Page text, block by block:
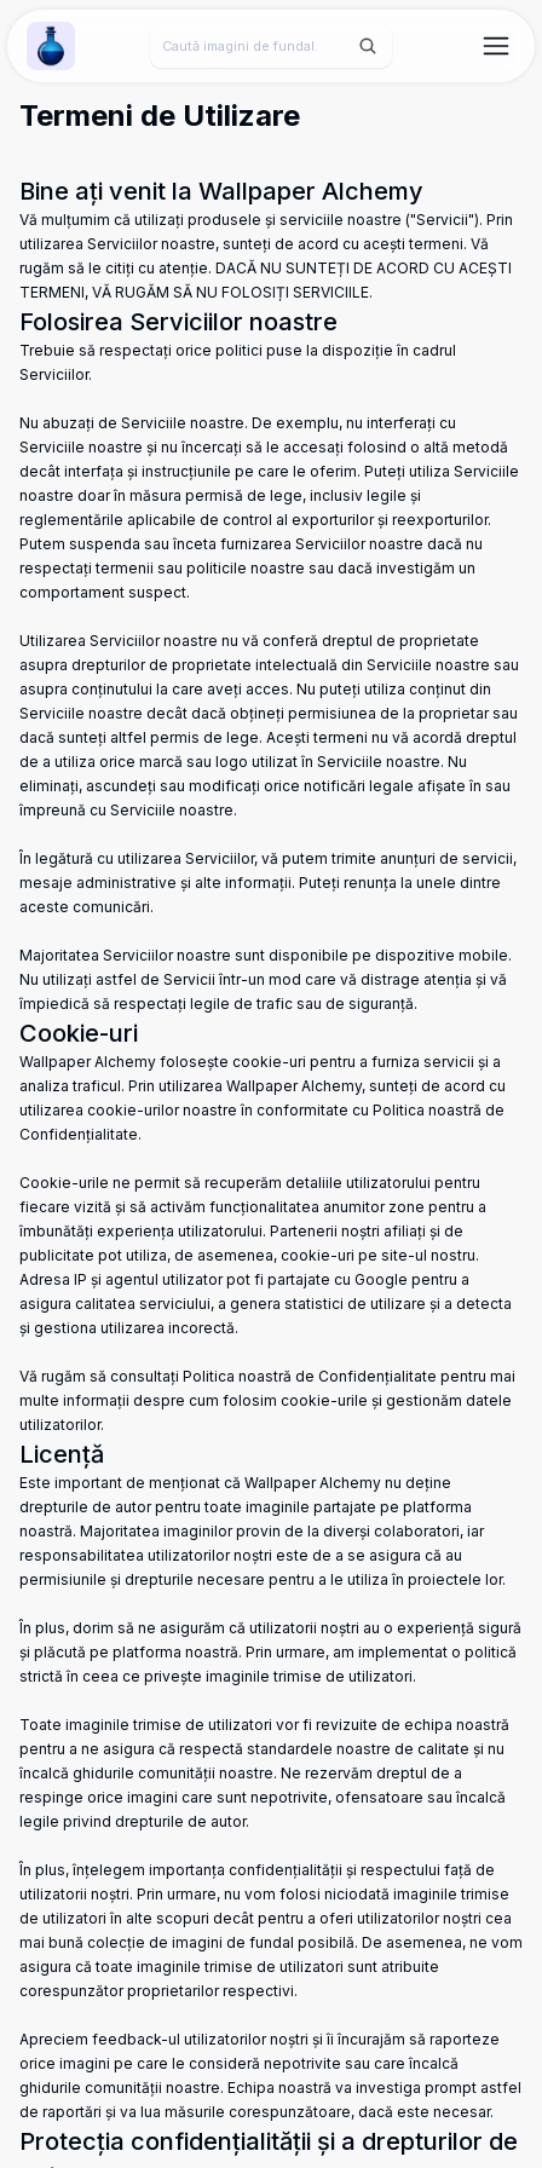
Wallpaper Alchemy
Termeni de Utilizare
Bine ați venit la Wallpaper Alchemy
Vă mulțumim că utilizați produsele și serviciile noastre ("Servicii"). Prin
utilizarea Serviciilor noastre, sunteți de acord cu acești termeni. Vă
rugăm să le citiți cu atenție. DACĂ NU SUNTEȚI DE ACORD CU ACEȘTI
TERMENI, VĂ RUGĂM SĂ NU FOLOSIȚI SERVICIILE.
Folosirea Serviciilor noastre
Trebuie să respectați orice politici puse la dispoziție în cadrul
Serviciilor.
Nu abuzați de Serviciile noastre. De exemplu, nu interferați cu
Serviciile noastre și nu încercați să le accesați folosind o altă metodă
decât interfața și instrucțiunile pe care le oferim. Puteți utiliza Serviciile
noastre doar în măsura permisă de lege, inclusiv legile și
reglementările aplicabile de control al exporturilor și reexporturilor.
Putem suspenda sau înceta furnizarea Serviciilor noastre dacă nu
respectați termenii sau politicile noastre sau dacă investigăm un
comportament suspect.
Utilizarea Serviciilor noastre nu vă conferă dreptul de proprietate
asupra drepturilor de proprietate intelectuală din Serviciile noastre sau
asupra conținutului la care aveți acces. Nu puteți utiliza conținut din
Serviciile noastre decât dacă obțineți permisiunea de la proprietar sau
dacă sunteți altfel permis de lege. Acești termeni nu vă acordă dreptul
de a utiliza orice marcă sau logo utilizat în Serviciile noastre. Nu
eliminați, ascundeți sau modificați orice notificări legale afișate în sau
împreună cu Serviciile noastre.
În legătură cu utilizarea Serviciilor, vă putem trimite anunțuri de servicii,
mesaje administrative și alte informații. Puteți renunța la unele dintre
aceste comunicări.
Majoritatea Serviciilor noastre sunt disponibile pe dispozitive mobile.
Nu utilizați astfel de Servicii într-un mod care vă distrage atenția și vă
împiedică să respectați legile de trafic sau de siguranță.
Cookie-uri
Wallpaper Alchemy folosește cookie-uri pentru a furniza servicii și a
analiza traficul. Prin utilizarea Wallpaper Alchemy, sunteți de acord cu
utilizarea cookie-urilor noastre în conformitate cu Politica noastră de
Confidențialitate.
Cookie-urile ne permit să recuperăm detaliile utilizatorului pentru
fiecare vizită și să activăm funcționalitatea anumitor zone pentru a
îmbunătăți experiența utilizatorului. Partenerii noștri afiliați și de
publicitate pot utiliza, de asemenea, cookie-uri pe site-ul nostru.
Adresa IP și agentul utilizator pot fi partajate cu Google pentru a
asigura calitatea serviciului, a genera statistici de utilizare și a detecta
și gestiona utilizarea incorectă.
Vă rugăm să consultați Politica noastră de Confidențialitate pentru mai
multe informații despre cum folosim cookie-urile și gestionăm datele
utilizatorilor.
Licență
Este important de menționat că Wallpaper Alchemy nu deține
drepturile de autor pentru toate imaginile partajate pe platforma
noastră. Majoritatea imaginilor provin de la diverși colaboratori, iar
responsabilitatea utilizatorilor noștri este de a se asigura că au
permisiunile și drepturile necesare pentru a le utiliza în proiectele lor.
În plus, dorim să ne asigurăm că utilizatorii noștri au o experiență sigură
și plăcută pe platforma noastră. Prin urmare, am implementat o politică
strictă în ceea ce privește imaginile trimise de utilizatori.
Toate imaginile trimise de utilizatori vor fi revizuite de echipa noastră
pentru a ne asigura că respectă standardele noastre de calitate și nu
încalcă ghidurile comunității noastre. Ne rezervăm dreptul de a
respinge orice imagini care sunt nepotrivite, ofensatoare sau încalcă
legile privind drepturile de autor.
În plus, înțelegem importanța confidențialității și respectului față de
utilizatorii noștri. Prin urmare, nu vom folosi niciodată imaginile trimise
de utilizatori în alte scopuri decât pentru a oferi utilizatorilor noștri cea
mai bună colecție de imagini de fundal posibilă. De asemenea, ne vom
asigura că toate imaginile trimise de utilizatori sunt atribuite
corespunzător proprietarilor respectivi.
Apreciem feedback-ul utilizatorilor noștri și îi încurajăm să raporteze
orice imagini pe care le consideră nepotrivite sau care încalcă
ghidurile comunității noastre. Echipa noastră va investiga prompt astfel
de raportări și va lua măsurile corespunzătoare, dacă este necesar.
Protecția confidențialității și a drepturilor de